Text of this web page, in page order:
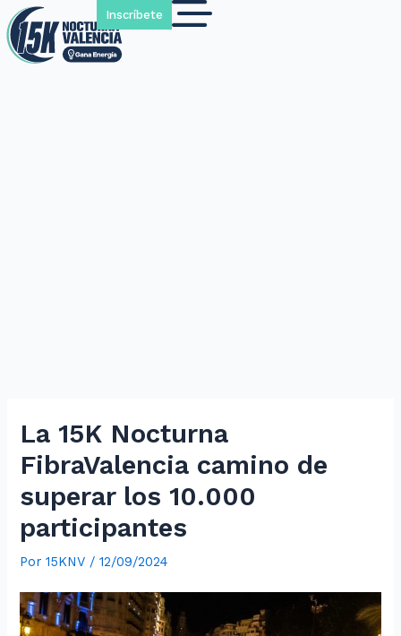
Inscríbete
La 15K Nocturna
FibraValencia camino de
superar los 10.000
participantes
Por15KNV /12/09/2024